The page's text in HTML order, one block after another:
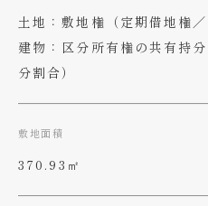
土地：敷地権（定期借地権／
建物：区分所有権の共有持
分割合）
敷地面積
370.93㎡